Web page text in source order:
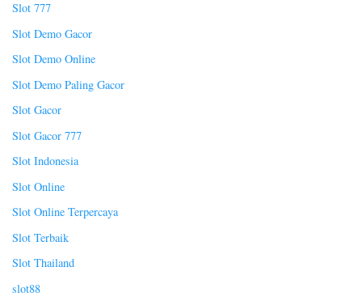
Slot 777
Slot Demo Gacor
Slot Demo Online
Slot Demo Paling Gacor
Slot Gacor
Slot Gacor 777
Slot Indonesia
Slot Online
Slot Online Terpercaya
Slot Terbaik
Slot Thailand
slot88